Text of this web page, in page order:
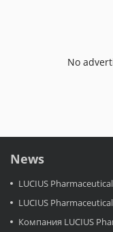
No
News
LUCIUS
LUCIUS
Компания LUCIUS